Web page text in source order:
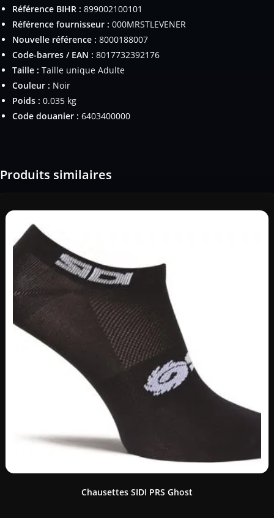
Référence BIHR : 899002100101
Référence fournisseur : 000MRSTLEVENER
Nouvelle référence : 8000188007
Code-barres / EAN : 8017732392176
Taille : Taille unique Adulte
Couleur : Noir
Poids : 0.035 kg
Code douanier : 6403400000
Produits similaires
Chausettes SIDI PRS Ghost